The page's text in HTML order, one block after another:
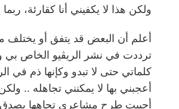
ولكن هذا لا يكفيني أنا كقارئة،
أعلم أن البعض قد يتفق أو يختلف
ترددت في نشر الريڤيو الخاص بي
كلماتي حتى لا تبدو وكإنها ذم في
أعجبني بها لا يمكنني تجاهله ..
أحببت طرح مشاعري تجاهها بصدق